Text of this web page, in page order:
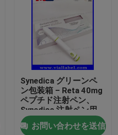
Synedica グリーンペ
ン包装箱 – Reta 40mg
ペプチド注射ペン、
Synedica 注射ペン用
のカスタムペプチド注
射ペンケース
お問い合わせを送信